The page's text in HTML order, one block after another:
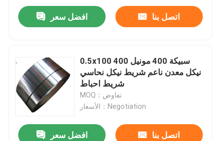
افضل سعر اتصل بنا
0.5x100 سبيكة 400 مونيل 400
نيكل معدن ناعم شريط نيكل نحاسي
شريط احباط
MOQ：تفاوض
الأسعار：Negotiation
افضل سعر اتصل بنا